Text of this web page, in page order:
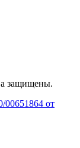
защищены.
00651864 от